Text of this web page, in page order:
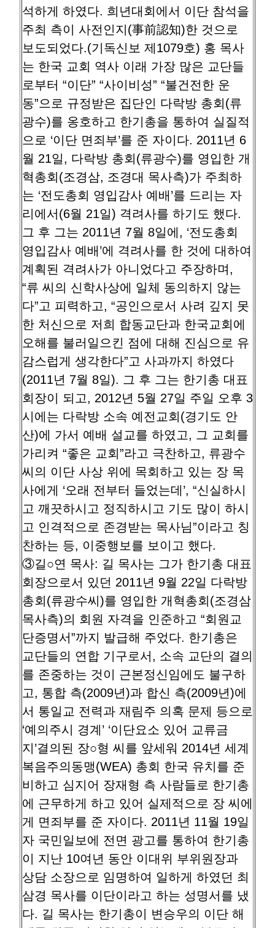
석하게 하였다. 희년대회에서 이단 참석을
주최 측이 사전인지(事前認知)한 것으로
보도되었다.(기독신보 제1079호) 홍 목사
는 한국 교회 역사 이래 가장 많은 교단들
로부터 “이단” “사이비성” “불건전한 운
동”으로 규정받은 집단인 다락방 총회(류
광수)를 옹호하고 한기총을 통하여 실질적
으로 ‘이단 면죄부’를 준 자이다. 2011년 6
월 21일, 다락방 총회(류광수)를 영입한 개
혁총회(조경삼, 조경대 목사측)가 주최하
는 ‘전도총회 영입감사 예배’를 드리는 자
리에서(6월 21일) 격려사를 하기도 했다.
그 후 그는 2011년 7월 8일에, ‘전도총회
영입감사 예배’에 격려사를 한 것에 대하여
계획된 격려사가 아니었다고 주장하며,
“류 씨의 신학사상에 일체 동의하지 않는
다”고 피력하고, “공인으로서 사려 깊지 못
한 처신으로 저희 합동교단과 한국교회에
오해를 불러일으킨 점에 대해 진심으로 유
감스럽게 생각한다”고 사과까지 하였다
(2011년 7월 8일). 그 후 그는 한기총 대표
회장이 되고, 2012년 5월 27일 주일 오후 3
시에는 다락방 소속 예전교회(경기도 안
산)에 가서 예배 설교를 하였고, 그 교회를
가리켜 “좋은 교회”라고 극찬하고, 류광수
씨의 이단 사상 위에 목회하고 있는 장 목
사에게 ‘오래 전부터 들었는데’, “신실하시
고 깨끗하시고 정직하시고 기도 많이 하시
고 인격적으로 존경받는 목사님”이라고 칭
찬하는 등, 이중행보를 보이고 했다.
③길○연 목사: 길 목사는 그가 한기총 대표
회장으로서 있던 2011년 9월 22일 다락방
총회(류광수씨)를 영입한 개혁총회(조경삼
목사측)의 회원 자격을 인준하고 “회원교
단증명서”까지 발급해 주었다. 한기총은
교단들의 연합 기구로서, 소속 교단의 결의
를 존중하는 것이 근본정신임에도 불구하
고, 통합 측(2009년)과 합신 측(2009년)에
서 통일교 전력과 재림주 의혹 문제 등으로
‘예의주시 경계’ ‘이단요소 있어 교류금
지’결의된 장○형 씨를 앞세워 2014년 세계
복음주의동맹(WEA) 총회 한국 유치를 준
비하고 심지어 장재형 측 사람들로 한기총
에 근무하게 하고 있어 실제적으로 장 씨에
게 면죄부를 준 자이다. 2011년 11월 19일
자 국민일보에 전면 광고를 통하여 한기총
이 지난 10여년 동안 이대위 부위원장과
상담 소장으로 임명하여 일하게 하였던 최
삼경 목사를 이단이라고 하는 성명서를 냈
다. 길 목사는 한기총이 변승우의 이단 해